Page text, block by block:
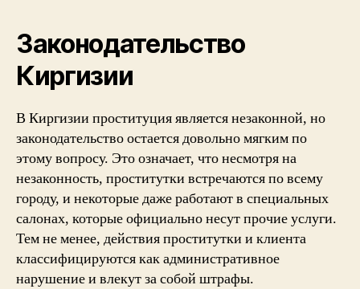
Законодательство
Киргизии
В Киргизии проституция является незаконной, но
законодательство остается довольно мягким по
этому вопросу. Это означает, что несмотря на
незаконность, проститутки встречаются по всему
городу, и некоторые даже работают в специальных
салонах, которые официально несут прочие услуги.
Тем не менее, действия проститутки и клиента
классифицируются как административное
нарушение и влекут за собой штрафы.